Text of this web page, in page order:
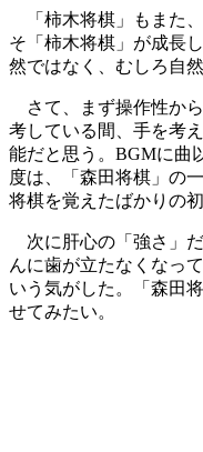
「柿木将棋」もまた
そ「柿木将棋」が成長
然ではなく、むしろ自
さて、まず操作性か
考している間、手を考
能だと思う。BGMに曲
度は、「森田将棋」の
将棋を覚えたばかりの
次に肝心の「強さ」
んに歯が立たなくなっ
いう気がした。「森田
せてみたい。